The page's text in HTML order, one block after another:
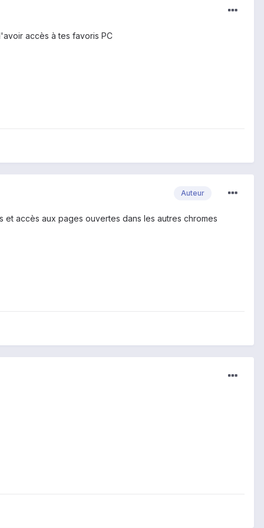
accès à tes favoris PC
Auteur
et accès aux pages ouvertes dans les autres chromes